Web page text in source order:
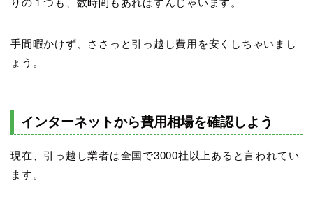
りの１つも、数時間もあればすんじゃいます。
手間暇かけず、ささっと引っ越し費用を安くしちゃいまし
ょう。
インターネットから費用相場を確認しよう
現在、引っ越し業者は全国で3000社以上あると言われてい
ます。